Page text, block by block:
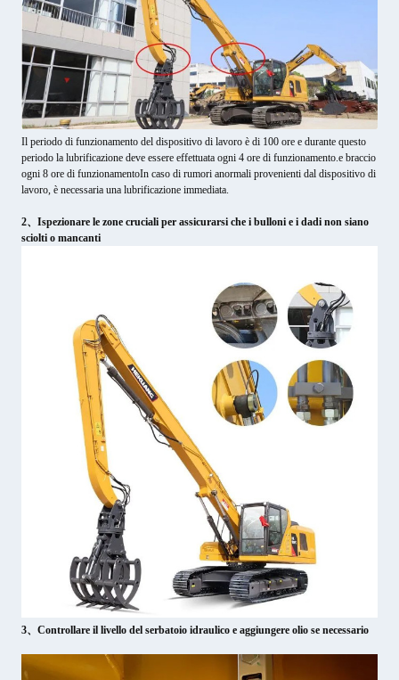
Il periodo di funzionamento del dispositivo di lavoro è di 100 ore e durante questo
periodo la lubrificazione deve essere effettuata ogni 4 ore di funzionamento.e braccio
ogni 8 ore di funzionamentoIn caso di rumori anormali provenienti dal dispositivo di
lavoro, è necessaria una lubrificazione immediata.
2、Ispezionare le zone cruciali per assicurarsi che i bulloni e i dadi non siano
sciolti o mancanti
3、Controllare il livello del serbatoio idraulico e aggiungere olio se necessario